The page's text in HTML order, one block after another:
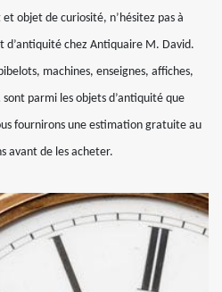
objet de curiosité, n’hésitez pas à
d’antiquité chez Antiquaire M. David.
machines, enseignes, affiches,
parmi les objets d’antiquité que
fournirons une estimation gratuite au
avant de les acheter.